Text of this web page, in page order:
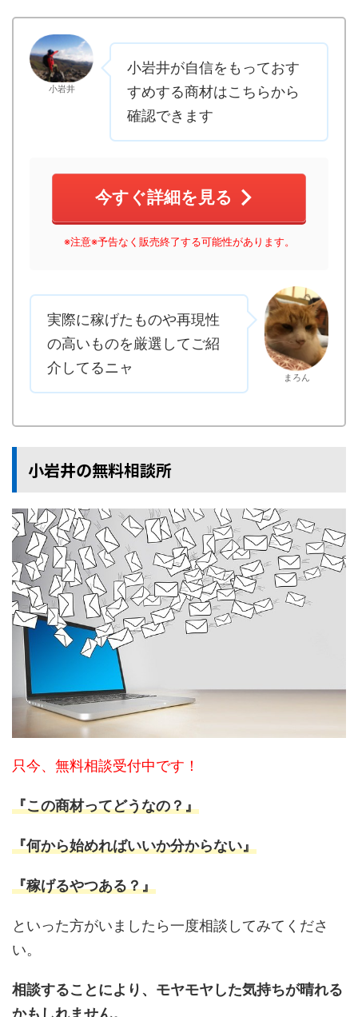
小岩井
小岩井が自信をもっておす
すめする商材はこちらから
確認できます
今すぐ詳細を見る
※注意※予告なく販売終了する可能性があります。
実際に稼げたものや再現性
の高いものを厳選してご紹
介してるニャ
まろん
小岩井の無料相談所
只今、無料相談受付中です！
『この商材ってどうなの？』
『何から始めればいいか分からない』
『稼げるやつある？』
といった方がいましたら一度相談してみてくださ
い。
相談することにより、モヤモヤした気持ちが晴れる
かもしれません。